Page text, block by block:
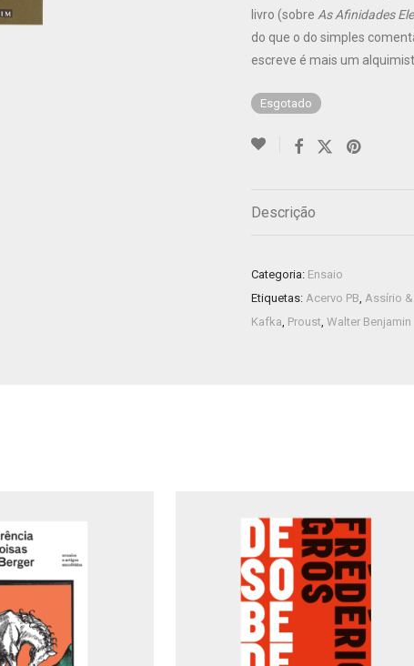
livro (sobre As Afinidades
do que o do simples
escreve é mais um
Esgotado
Descrição
Categoria: Ensaio
Etiquetas: Acervo PB, Assírio
Kafka, Proust, Walter Benjamin